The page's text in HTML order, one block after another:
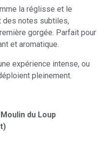
la réglisse et le
des notes subtiles,
gorgée. Parfait pour
et aromatique.
expérience intense, ou
pleinement.
du Loup